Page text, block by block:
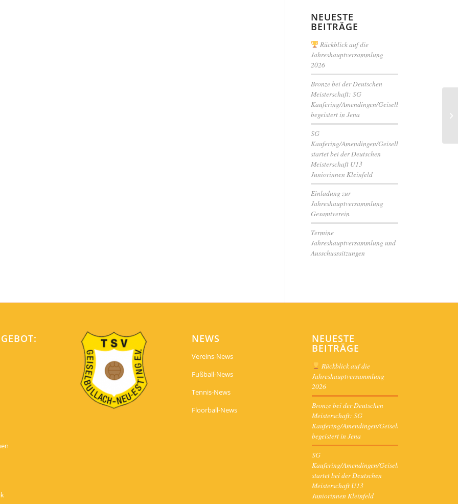
NEUESTE
BEITRÄGE
Rückblick auf die
Jahreshauptversammlung
2026
Bronze bei der Deutschen
Meisterschaft: SG
Kaufering/Amendingen/Geiselbullach
begeistert in Jena
SG
Kaufering/Amendingen/Geiselbullach
startet bei der Deutschen
Meisterschaft U13
Juniorinnen Kleinfeld
Einladung zur
Jahreshauptversammlung
Gesamtverein
Termine
Jahreshauptversammlung und
Ausschusssitzungen
NEWS
Vereins-News
Fußball-News
Tennis-News
Floorball-News
NEUESTE
BEITRÄGE
Rückblick auf die
Jahreshauptversammlung
2026
Bronze bei der Deutschen
Meisterschaft: SG
Kaufering/Amendingen/Geiselbullach
begeistert in Jena
SG
Kaufering/Amendingen/Geiselbullach
startet bei der Deutschen
Meisterschaft U13
Juniorinnen Kleinfeld